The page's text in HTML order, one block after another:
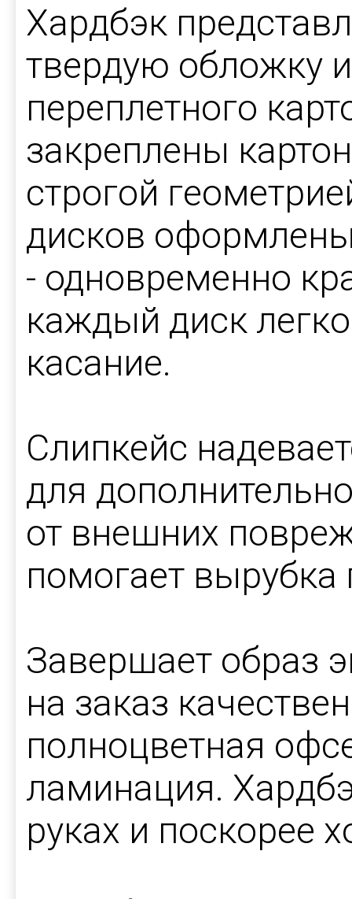
Хардбэк
твердую обложку
переплетного
закреплены
строгой
дисков
- одновременно
каждый диск
касание.
Слипкейс
для
от внешних
помогает вырубка
Завершает образ
на заказ
полноцветная
ламинация.
руках и поскорее